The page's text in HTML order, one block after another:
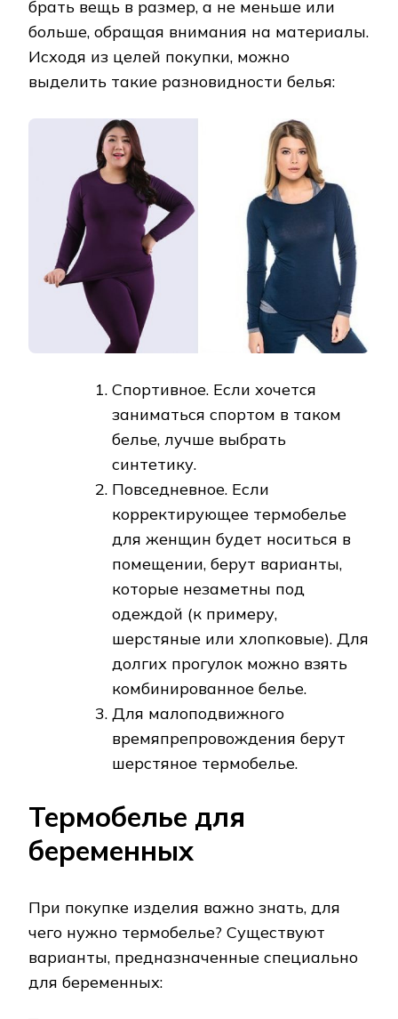
брать вещь в размер, а не меньше или
больше, обращая внимания на материалы.
Исходя из целей покупки, можно
выделить такие разновидности белья:
Спортивное. Если хочется
заниматься спортом в таком
белье, лучше выбрать
синтетику.
Повседневное. Если
корректирующее термобелье
для женщин будет носиться в
помещении, берут варианты,
которые незаметны под
одеждой (к примеру,
шерстяные или хлопковые). Для
долгих прогулок можно взять
комбинированное белье.
Для малоподвижного
времяпрепровождения берут
шерстяное термобелье.
Термобелье для
беременных
При покупке изделия важно знать, для
чего нужно термобелье? Существуют
варианты, предназначенные специально
для беременных: